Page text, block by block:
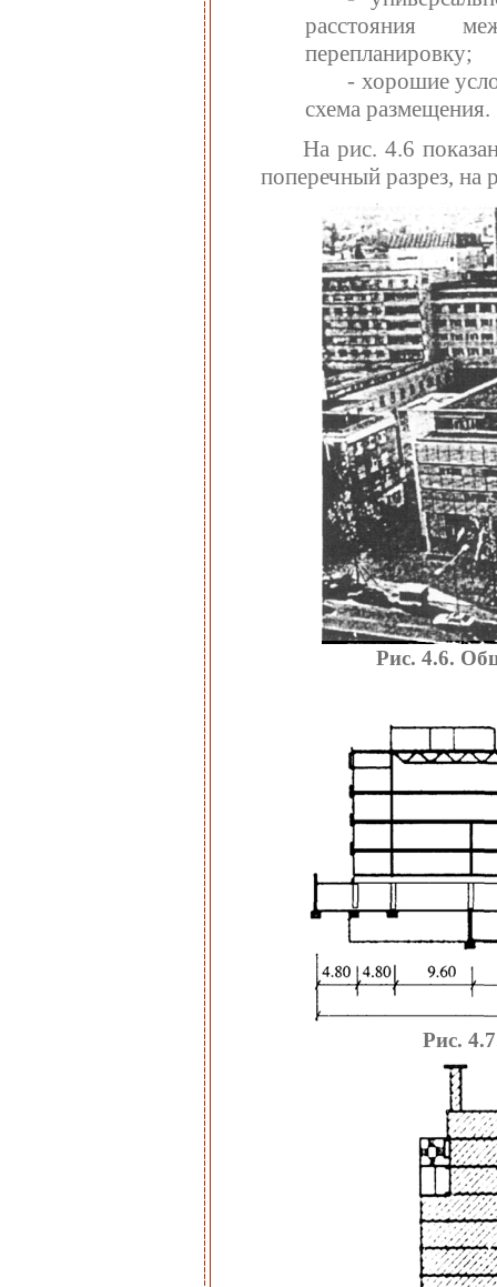
расстояния
перепланировку;
- хорошие
схема размещения.
На рис. 4.6
поперечный разрез, на
Рис. 4.6.
Рис.